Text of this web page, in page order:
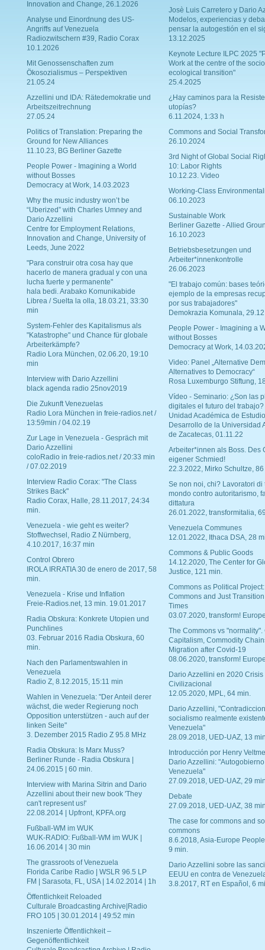
Innovation and Change, 26.1.2026
Analyse und Einordnung des US-
Angriffs auf Venezuela
Radiozwitschern #39, Radio Corax
10.1.2026
Mit Genossenschaften zum
Ökosozialismus – Perspektiven
21.05.24
Azzellini und IDA: Rätedemokratie und
Arbeitszeitrechnung
27.05.24
Politics of Translation: Preparing the
Ground for New Alliances
11.10.23, BG Berliner Gazette
People Power - Imagining a World
without Bosses
Democracy at Work, 14.03.2023
Why the music industry won’t be
“Uberized” with Charles Umney and
Dario Azzellini
Centre for Employment Relations,
Innovation and Change, University of
Leeds, June 2022
"Para construir otra cosa hay que
hacerlo de manera gradual y con una
lucha fuerte y permanente"
hala bedi. Arabako Komunikabide
Librea / Suelta la olla, 18.03.21, 33:30
min
System-Fehler des Kapitalismus als
"Katastrophe" und Chance für globale
Arbeiterkämpfe?
Radio Lora München, 02.06.20, 19:10
min
Interview with Dario Azzellini
black agenda radio 25nov2019
Die Zukunft Venezuelas
Radio Lora München in freie-radios.net /
13:59min / 04.02.19
Zur Lage in Venezuela - Gespräch mit
Dario Azzellini
coloRadio in freie-radios.net / 20:33 min
/ 07.02.2019
Interview Radio Corax: "The Class
Strikes Back"
Radio Corax, Halle, 28.11.2017, 24:34
min.
Venezuela - wie geht es weiter?
Stoffwechsel, Radio Z Nürnberg,
4.10.2017, 16:37 min
Control Obrero
IROLA IRRATIA 30 de enero de 2017, 58
min.
Venezuela - Krise und Inflation
Freie-Radios.net, 13 min. 19.01.2017
Radia Obskura: Konkrete Utopien und
Punchlines
03. Februar 2016 Radia Obskura, 60
min.
Nach den Parlamentswahlen in
Venezuela
Radio Z, 8.12.2015, 15:11 min
Wahlen in Venezuela: "Der Anteil derer
wächst, die weder Regierung noch
Opposition unterstützen - auch auf der
linken Seite"
3. Dezember 2015 Radio Z 95.8 MHz
Radia Obskura: Is Marx Muss?
Berliner Runde - Radia Obskura |
24.06.2015 | 60 min.
Interview with Marina Sitrin and Dario
Azzellini about their new book 'They
can't represent us!'
22.08.2014 | Upfront, KPFA.org
Fußball-WM im WUK
WUK-RADIO: Fußball-WM im WUK |
16.06.2014 | 30 min
The grassroots of Venezuela
Florida Caribe Radio | WSLR 96.5 LP
FM | Sarasota, FL, USA | 14.02.2014 | 1h
Öffentlichkeit Reloaded
Culturale Broadcasting Archive|Radio
FRO 105 | 30.01.2014 | 49:52 min
Inszenierte Öffentlichkeit –
Gegenöffentlichkeit
Josè Luis Carretero y Dario
Modelos, experiencias y
pensar la autogestión en el
13.12.2025
Keynote Lecture ILPC 2025
Work at the centre of the
ecological transition"
25.4.2025
¿Hay caminos para la
utopías?
6.11.2024, 1:33 h
Commons and Social
26.10.2024
3rd Night of Global Social
10: Labor Rights
10.12.23. Video
Working-Class
06.10.2023
Sustainable Work
Berliner Gazette - Allied
16.10.2023
Betriebsbesetzungen und
Arbeiter*innenkontrolle
26.06.2023
"El trabajo común: bases
ejemplo de la empresas
por sus trabajadores"
Demokrazia Komunala,
People Power - Imagining a
without Bosses
Democracy at Work,
Video: Panel „Alternative
Alternatives to Democracy“
Rosa Luxemburgo Stiftung,
Vídeo - Seminario: ¿Son las
digitales el futuro del trabajo?
Unidad Académica de
Desarrollo de la Universidad
de Zacatecas, 01.11.22
Arbeiter*innen als Boss. Des
eigener Schmied!
22.3.2022, Mirko Schultze, 86
Se non noi, chi? Lavoratori di
mondo contro autoritarismo,
dittatura
26.01.2022, transformitalia,
Venezuela Communes
12.01.2022, Ithaca DSA, 28
Commons & Public Goods
14.12.2020, The Center for
Justice, 121 min.
Commons as Political Project:
Commons and Just
Times
03.07.2020, transform!
The Commons vs "normality".
Capitalism, Commodity
Migration after Covid-19
08.06.2020, transform!
Dario Azzellini en 2020 Crisis
Civilizacional
12.05.2020, MPL, 64 min.
Dario Azzellini,
socialismo realmente
Venezuela"
28.09.2018, UED-UAZ, 13
Introducción por Henry
Dario Azzellini:
Venezuela"
27.09.2018, UED-UAZ, 29
Debate
27.09.2018, UED-UAZ, 38
The case for commons and
commons
8.6.2018, Asia-Europe
9 min.
Dario Azzellini sobre las
EEUU en contra de
3.8.2017, RT en Español, 6